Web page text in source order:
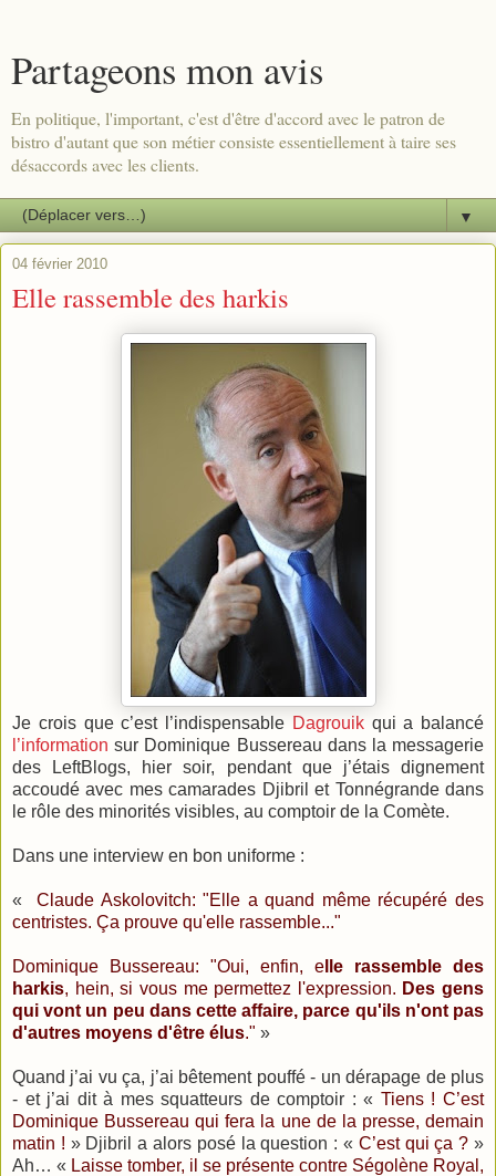
Partageons mon avis
En politique, l'important, c'est d'être d'accord avec le patron de
bistro d'autant que son métier consiste essentiellement à taire ses
désaccords avec les clients.
▼
04 février 2010
Elle rassemble des harkis
Je crois que c’est l’indispensable Dagrouikqui a balancé
l’information sur Dominique Bussereau dans la messagerie
des LeftBlogs, hier soir, pendant que j’étais dignement
accoudé avec mes camarades Djibril et Tonnégrande dans
le rôle des minorités visibles, au comptoir de la Comète.
Dans une interview en bon uniforme :
«Claude Askolovitch: "Elle a quand même récupéré des
centristes. Ça prouve qu'elle rassemble..."
Dominique Bussereau: "Oui, enfin, e lle rassemble des
harkis, hein, si vous me permettez l'expression. Des gens
qui vont un peu dans cette affaire, parce qu'ils n'ont pas
d'autres moyens d'être élus." »
Quand j’ai vu ça, j’ai bêtement pouffé - un dérapage de plus
- et j’ai dit à mes squatteurs de comptoir : « Tiens ! C’est
Dominique Bussereau qui fera la une de la presse, demain
matin ! » Djibril a alors posé la question : « C’est qui ça ? »
Ah… « Laisse tomber, il se présente contre Ségolène Royal,